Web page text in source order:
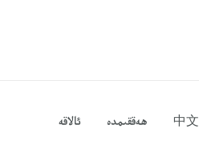
中文 ھەققىمدە ئالاقە